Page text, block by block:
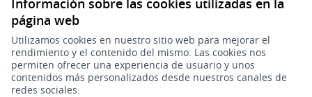
Información sobre las cookies utilizadas en la
página web
Utilizamos cookies en nuestro sitio web para mejorar el
rendimiento y el contenido del mismo. Las cookies nos
permiten ofrecer una experiencia de usuario y unos
contenidos más personalizados desde nuestros canales de
redes sociales.
Horario de atención:
Lunes a viernes de 9:30 a 17:30 hs.
Plataforma de Participación Ciudadana Digital en X
(Enlace externo)
Plataforma de Participación Ciudadana Digital en Facebook
(Enlace externo)
Plataforma de Participación Ciudadana Digital en
(Enlace externo)
Participá